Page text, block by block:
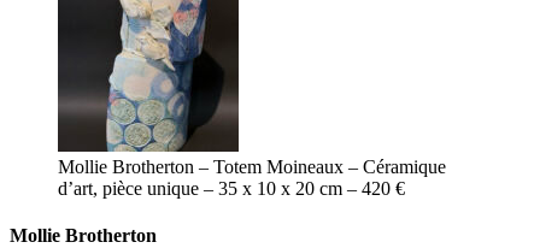
Mollie Brotherton – Totem Moineaux – Céramique
d’art, pièce unique – 35 x 10 x 20 cm – 420 €
Mollie Brotherton